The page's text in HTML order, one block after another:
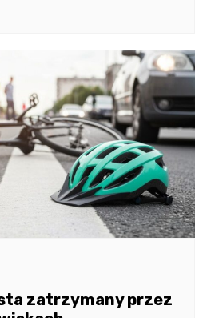
zatrzymany przez